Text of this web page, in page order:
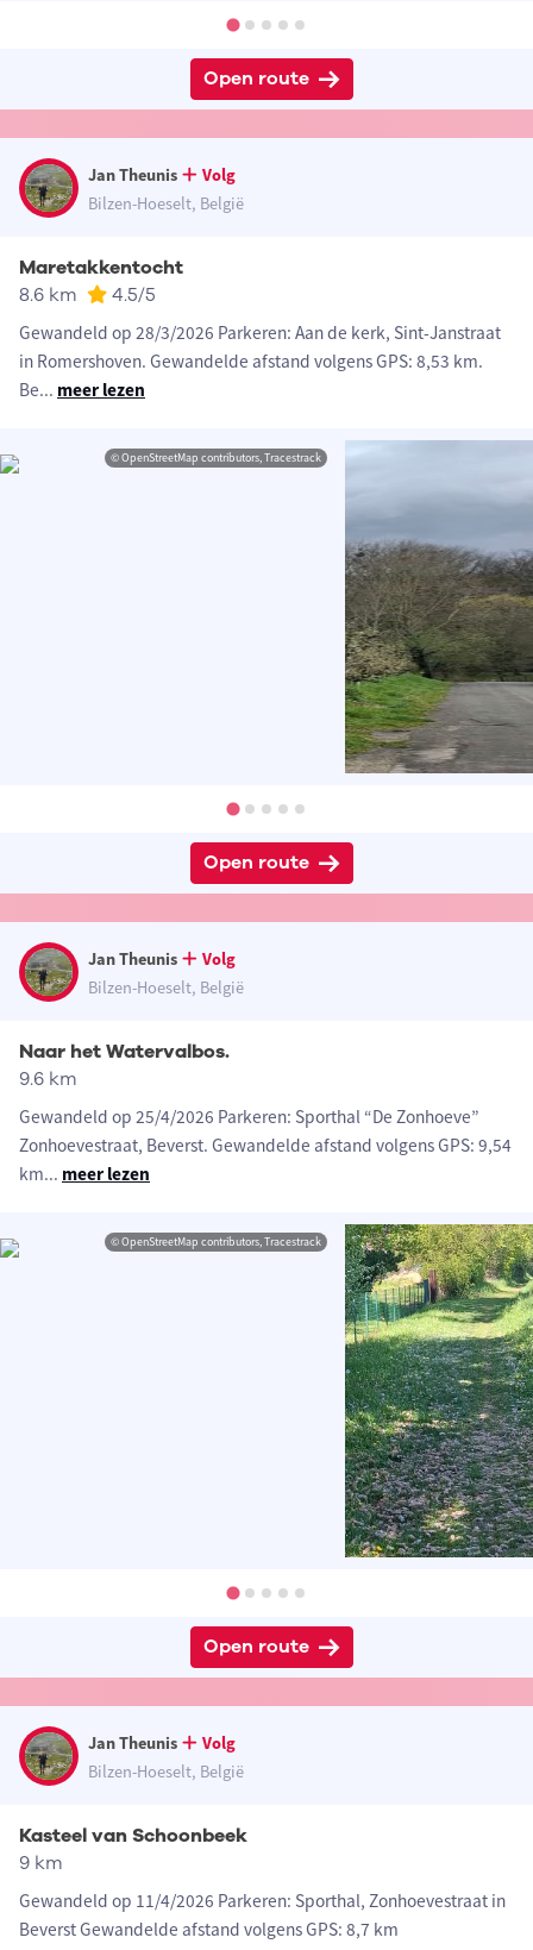
Open route
Jan Theunis
Volg
Bilzen-Hoeselt, België
Maretakkentocht
8.6 km 4.5/5
Gewandeld op 28/3/2026 Parkeren: Aan de kerk, Sint-Janstraat
in Romershoven. Gewandelde afstand volgens GPS: 8,53 km.
Be... meer lezen
© OpenStreetMap contributors, Tracestrack
Open route
Jan Theunis
Volg
Bilzen-Hoeselt, België
Naar het Watervalbos.
9.6 km
Gewandeld op 25/4/2026 Parkeren: Sporthal “De Zonhoeve”
Zonhoevestraat, Beverst. Gewandelde afstand volgens GPS: 9,54
km... meer lezen
© OpenStreetMap contributors, Tracestrack
Open route
Jan Theunis
Volg
Bilzen-Hoeselt, België
Kasteel van Schoonbeek
9 km
Gewandeld op 11/4/2026 Parkeren: Sporthal, Zonhoevestraat in
Beverst Gewandelde afstand volgens GPS: 8,7 km